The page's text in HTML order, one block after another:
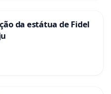
da estátua de Fidel